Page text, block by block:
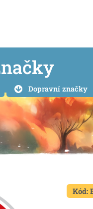
Dopravní značky
Kód: